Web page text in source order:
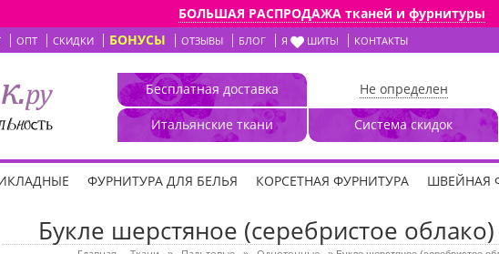
БОЛЬШАЯ РАСПРОДАЖА тканей и фурнитуры
ОПТ СКИДКИ БОНУСЫ ОТЗЫВЫ БЛОГ Я ШИТЬ! КОНТАКТЫ
Бесплатная доставка
Итальянские ткани
Не определен
Система скидок
ФУРНИТУРА ДЛЯ БЕЛЬЯ КОРСЕТНАЯ ФУРНИТУРА ШВЕЙНАЯ
Букле шерстяное (серебристое